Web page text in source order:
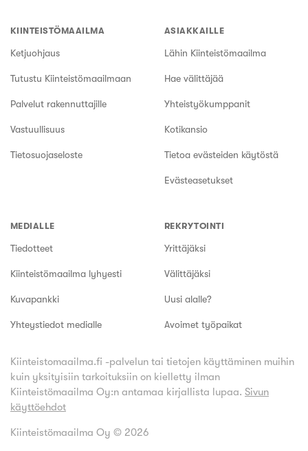
KIINTEISTÖMAAILMA
Ketjuohjaus
Tutustu Kiinteistömaailmaan
Palvelut rakennuttajille
Vastuullisuus
Tietosuojaseloste
ASIAKKAILLE
Lähin Kiinteistömaailma
Hae välittäjää
Yhteistyökumppanit
Kotikansio
Tietoa evästeiden käytöstä
Evästeasetukset
MEDIALLE
Tiedotteet
Kiinteistömaailma lyhyesti
Kuvapankki
Yhteystiedot medialle
REKRYTOINTI
Yrittäjäksi
Välittäjäksi
Uusi alalle?
Avoimet työpaikat
Kiinteistomaailma.fi -palvelun tai tietojen käyttäminen muihin
kuin yksityisiin tarkoituksiin on kielletty ilman
Kiinteistömaailma Oy:n antamaa kirjallista lupaa. Sivun
käyttöehdot
Kiinteistömaailma Oy © 2026